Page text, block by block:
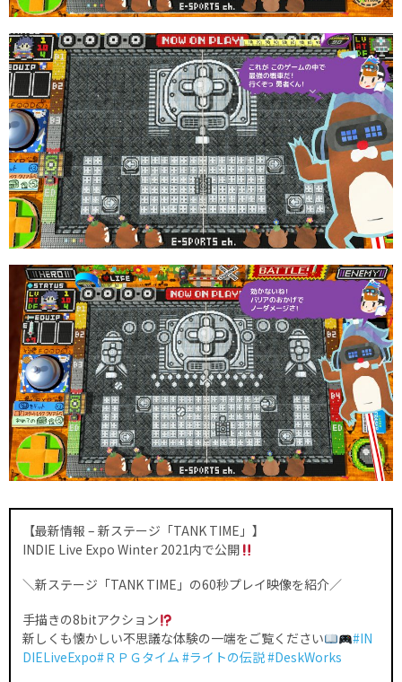
【最新情報 – 新ステージ「TANK TIME」】
INDIE Live Expo Winter 2021内で公開
＼新ステージ「TANK TIME」の60秒プレイ映像を紹介／
手描きの8bitアクション
新しくも懐かしい不思議な体験の一端をご覧ください
#IN
DIELiveExpo#ＲＰＧタイム #ライトの伝説#DeskWorks